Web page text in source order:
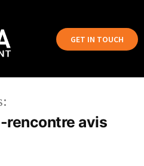
GET IN TOUCH
avis